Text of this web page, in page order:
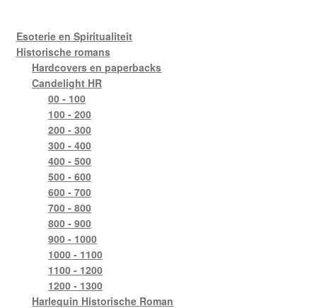
Esoterie en Spiritualiteit
Historische romans
Hardcovers en paperbacks
Candelight HR
00 - 100
100 - 200
200 - 300
300 - 400
400 - 500
500 - 600
600 - 700
700 - 800
800 - 900
900 - 1000
1000 - 1100
1100 - 1200
1200 - 1300
Harlequin Historische Roman